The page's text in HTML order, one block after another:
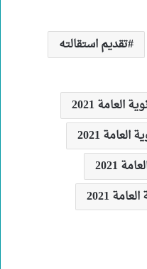
تقديم استقالته
2021
2021
2021
2021